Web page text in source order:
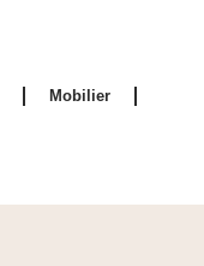
Mobilier